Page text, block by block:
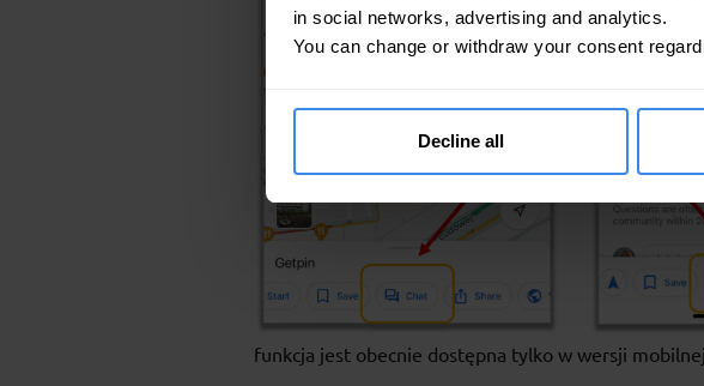
in social networks, advertising and analytics.
You can change or withdraw your consent
Decline all
funkcja jest obecnie dostępna tylko w wersji